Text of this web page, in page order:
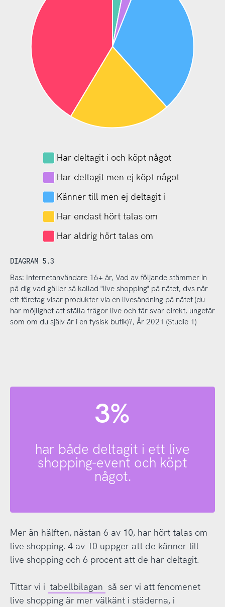
Har deltagit i och köpt något
Har deltagit men ej köpt något
Känner till men ej deltagit i
Har endast hört talas om
Har aldrig hört talas om
DIAGRAM 5.3
Bas: Internetanvändare 16+ år, Vad av följande stämmer in
på dig vad gäller så kallad "live shopping" på nätet, dvs när
ett företag visar produkter via en livesändning på nätet (du
har möjlighet att ställa frågor live och får svar direkt, ungefär
som om du själv är i en fysisk butik)?, År 2021 (Studie 1)
3%
har både deltagit i ett live
shopping-event och köpt
något.
Mer än hälften, nästan 6 av 10, har hört talas om
live shopping. 4 av 10 uppger att de känner till
live shopping och 6 procent att de har deltagit.
Tittar vi i tabellbilagan så ser vi att fenomenet
live shopping är mer välkänt i städerna, i